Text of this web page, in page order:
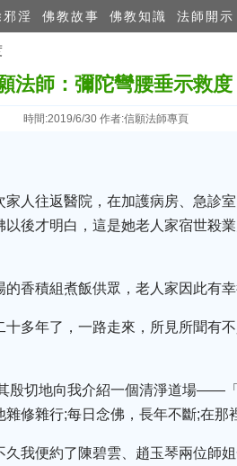
邪淫 佛教故事 佛教知識 法師開示
法師：彌陀彎腰垂示救度
時間:2019/6/30 作者:信願法師專頁
人往返醫院，在加護病房、急診
後才明白，這是她老人家宿世殺
香積組煮飯供眾，老人家因此有幸
多年了，一路走來，所見所聞有
殷切地向我介紹一個清淨道場——
修雜行;每日念佛，長年不斷;在那
我便約了陳碧雲、趙玉琴兩位師